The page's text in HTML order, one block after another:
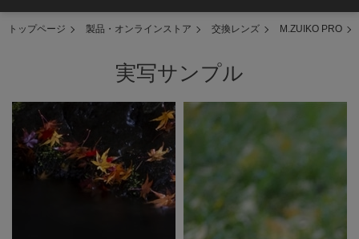
トップページ 製品・オンラインストア 交換レンズ M.ZUIKO PRO
実写サンプル